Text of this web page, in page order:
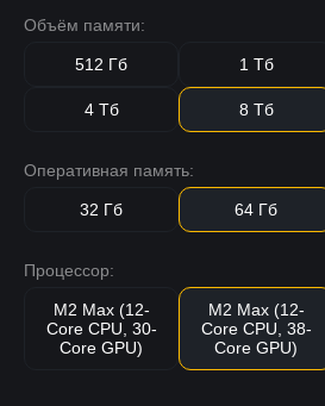
Объём памяти:
512 Гб 1 Тб
4 Тб 8 Тб
Оперативная память:
32 Гб 64 Гб
Процессор:
M2 Max (12-
Core CPU, 30-
Core GPU)
M2 Max (12-
Core CPU, 38-
Core GPU)